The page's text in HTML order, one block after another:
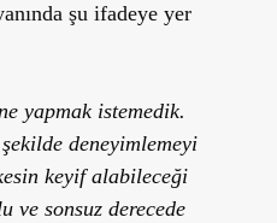
şu ifadeye yer
yapmak istemedik.
deneyimlemeyi
keyif alabileceği
ve sonsuz derecede